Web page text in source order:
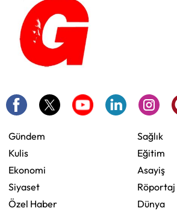
Gündem
Kulis
Ekonomi
Siyaset
Özel Haber
Sağlık
Eğitim
Asayiş
Röportaj
Dünya